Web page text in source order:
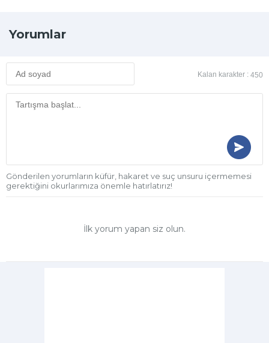
Yorumlar
Kalan karakter : 450
Gönderilen yorumların küfür, hakaret ve suç unsuru içermemesi
gerektiğini okurlarımıza önemle hatırlatırız!
İlk yorum yapan siz olun.